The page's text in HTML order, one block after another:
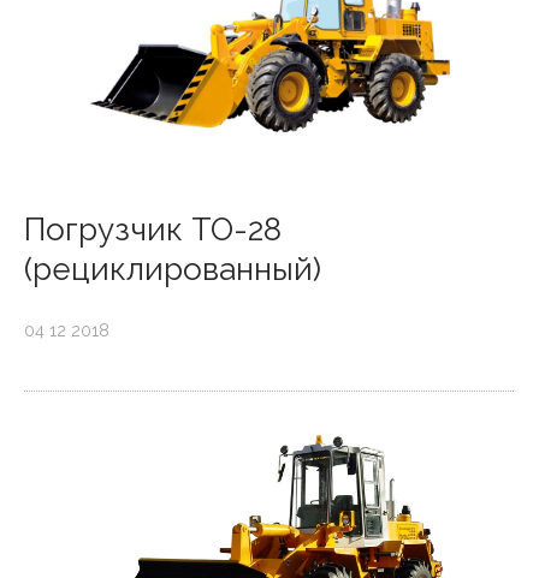
Погрузчик ТО-28
(рециклированный)
04 12 2018